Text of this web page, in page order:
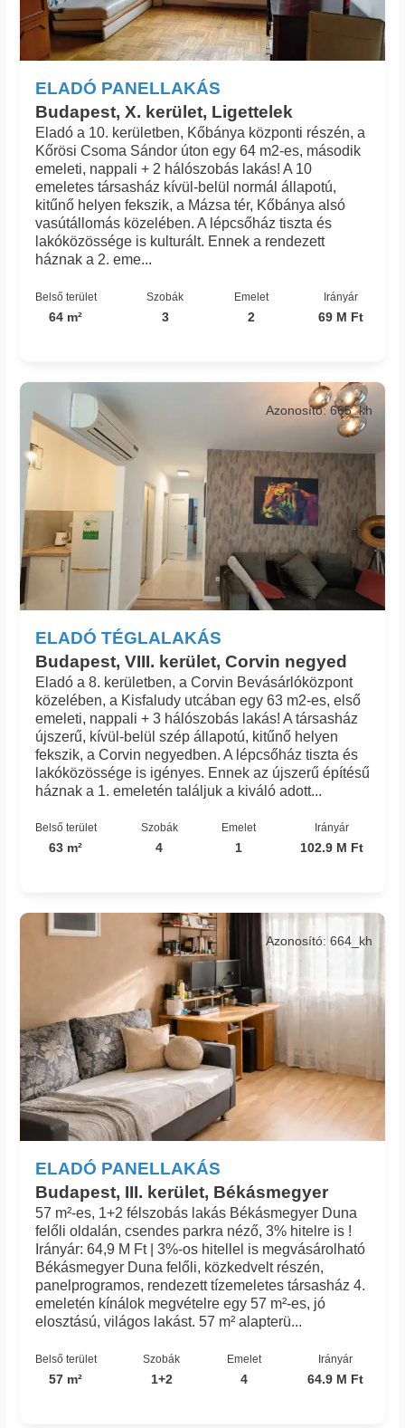
ELADÓ PANELLAKÁS
Budapest, X. kerület, Ligettelek
Eladó a 10. kerületben, Kőbánya központi részén, a
Kőrösi Csoma Sándor úton egy 64 m2-es, második
emeleti, nappali + 2 hálószobás lakás! A 10
emeletes társasház kívül-belül normál állapotú,
kitűnő helyen fekszik, a Mázsa tér, Kőbánya alsó
vasútállomás közelében. A lépcsőház tiszta és
lakóközössége is kulturált. Ennek a rendezett
háznak a 2. eme...
Belső terület
64 m²
Szobák
3
Emelet
2
Irányár
69 M Ft
ELADÓ TÉGLALAKÁS
Budapest, VIII. kerület, Corvin negyed
Azonosító: 665_kh
Eladó a 8. kerületben, a Corvin Bevásárlóközpont
közelében, a Kisfaludy utcában egy 63 m2-es, első
emeleti, nappali + 3 hálószobás lakás! A társasház
újszerű, kívül-belül szép állapotú, kitűnő helyen
fekszik, a Corvin negyedben. A lépcsőház tiszta és
lakóközössége is igényes. Ennek az újszerű építésű
háznak a 1. emeletén találjuk a kiváló adott...
Belső terület
63 m²
Szobák
4
Emelet
1
Irányár
102.9 M Ft
ELADÓ PANELLAKÁS
Budapest, III. kerület, Békásmegyer
Azonosító: 664_kh
57 m²-es, 1+2 félszobás lakás Békásmegyer Duna
felőli oldalán, csendes parkra néző, 3% hitelre is !
Irányár: 64,9 M Ft | 3%-os hitellel is megvásárolható
Békásmegyer Duna felőli, közkedvelt részén,
panelprogramos, rendezett tízemeletes társasház 4.
emeletén kínálok megvételre egy 57 m²-es, jó
elosztású, világos lakást. 57 m² alapterü...
Belső terület
57 m²
Szobák
1+2
Emelet
4
Irányár
64.9 M Ft